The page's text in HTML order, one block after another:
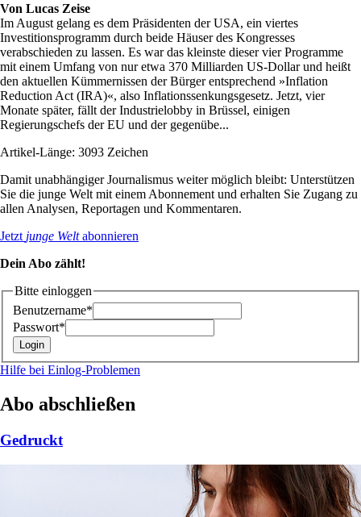
Von Lucas Zeise
Im August gelang es dem Präsidenten der USA, ein viertes
Investitionsprogramm durch beide Häuser des Kongresses
verabschieden zu lassen. Es war das kleinste dieser vier Programme
mit einem Umfang von nur etwa 370 Milliarden US-Dollar und heißt
den aktuellen Kümmernissen der Bürger entsprechend »Inflation
Reduction Act (IRA)«, also Inflationssenkungsgesetz. Jetzt, vier
Monate später, fällt der Industrielobby in Brüssel, einigen
Regierungschefs der EU und der gegenübe...
Artikel-Länge: 3093 Zeichen
Damit unabhängiger Journalismus weiter möglich bleibt: Unterstützen
Sie die junge Welt mit einem Abonnement und erhalten Sie Zugang zu
allen Analysen, Reportagen und Kommentaren.
Jetzt junge Weltabonnieren
Dein Abo zählt!
Bitte einloggen
Benutzername*
Passwort*
Hilfe bei Einlog-Problemen
Abo abschließen
Gedruckt